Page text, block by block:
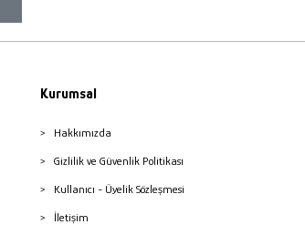
Kurumsal
Hakkımızda
Gizlilik ve Güvenlik Politikası
Kullanıcı - Üyelik Sözleşmesi
İletişim